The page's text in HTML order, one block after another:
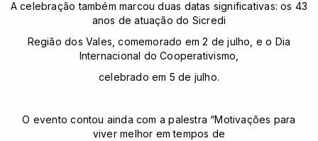
A celebração também marcou duas datas significativas: os 43
anos de atuação do Sicredi
Região dos Vales, comemorado em 2 de julho, e o Dia
Internacional do Cooperativismo,
celebrado em 5 de julho.
O evento contou ainda com a palestra “Motivações para
viver melhor em tempos de